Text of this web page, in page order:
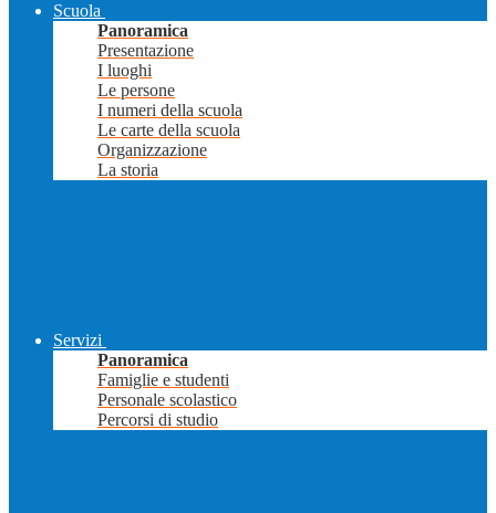
Scuola
Panoramica
Presentazione
I luoghi
Le persone
I numeri della scuola
Le carte della scuola
Organizzazione
La storia
Servizi
Panoramica
Famiglie e studenti
Personale scolastico
Percorsi di studio